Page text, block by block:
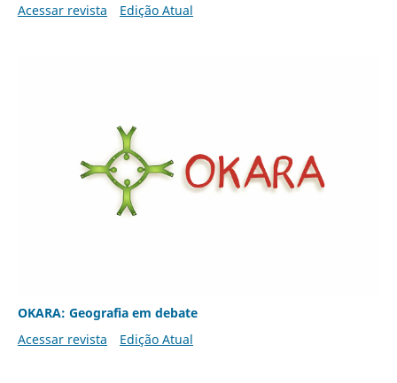
Acessar revista
Edição Atual
OKARA: Geografia em debate
Acessar revista
Edição Atual